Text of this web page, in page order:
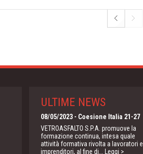
ULTIME NEWS
08/05/2023 - Coesione Italia 21-27
VETROASFALTO S.P.A. promuove la
formazione continua, intesa quale
attività formativa rivolta a lavoratori e
imprenditori, al fine di...
Leggi >